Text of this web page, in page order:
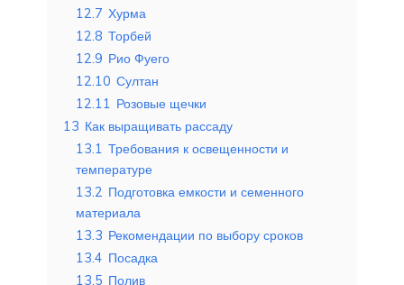
12.7 Хурма
12.8 Торбей
12.9 Рио Фуего
12.10 Султан
12.11 Розовые щечки
13 Как выращивать рассаду
13.1 Требования к освещенности и
температуре
13.2 Подготовка емкости и семенного
материала
13.3 Рекомендации по выбору сроков
13.4 Посадка
13.5 Полив